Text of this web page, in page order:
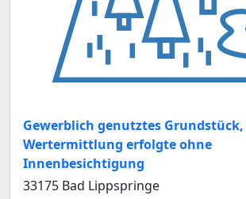
Gewerblich genutztes Grundstück,
Wertermittlung erfolgte ohne
Innenbesichtigung
33175 Bad Lippspringe